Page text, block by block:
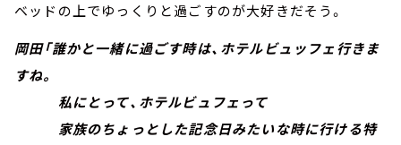
ベッドの上でゆっくりと過ごすのが大好きだそう。
岡田「誰かと一緒に過ごす時は、ホテルビュッフェ行きま
すね。
私にとって、ホテルビュフェって
家族のちょっとした記念日みたいな時に行ける特